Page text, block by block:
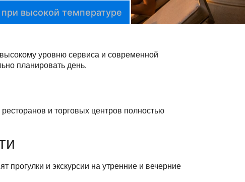
высокой температуре
уровню сервиса и современной
планировать день.
и торговых центров полностью
прогулки и экскурсии на утренние и вечерние